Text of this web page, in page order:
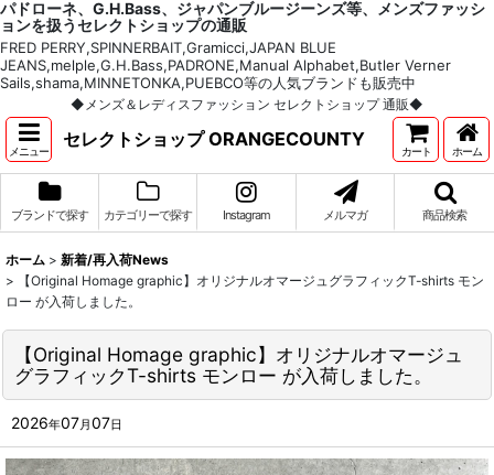
パドローネ、G.H.Bass、ジャパンブルージーンズ等、メンズファッシ
ョンを扱うセレクトショップの通販
FRED PERRY,SPINNERBAIT,Gramicci,JAPAN BLUE
JEANS,melple,G.H.Bass,PADRONE,Manual Alphabet,Butler Verner
Sails,shama,MINNETONKA,PUEBCO等の人気ブランドも販売中
◆メンズ＆レディスファッション セレクトショップ 通販◆
メニュー
セレクトショップ ORANGECOUNTY
カート ホーム
ブランドで探す カテゴリーで探す Instagram メルマガ 商品検索
ホーム > 新着/再入荷News
>
【Original Homage graphic】オリジナルオマージュグラフィックT-shirts モン
ロー が入荷しました。
【Original Homage graphic】オリジナルオマージュ
グラフィックT-shirts モンロー が入荷しました。
2026年07月07日